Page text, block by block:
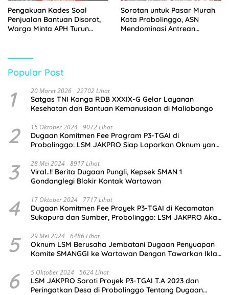
Pengakuan Kades Soal
Penjualan Bantuan Disorot,
Warga Minta APH Turun
Sorotan untuk Pasar Murah
Kota Probolinggo, ASN
Mendominasi Antrean
Popular Post
1 20 Maret 2026 22702 Lihat
Satgas TNI Konga RDB XXXIX-G Gelar Layanan
Kesehatan dan Bantuan Kemanusiaan di Maliobongo
2 15 Oktober 2024 9072 Lihat
Dugaan Komitmen Fee Program P3-TGAI di
Probolinggo: LSM JAKPRO Siap Laporkan Oknum yang
3 28 Mei 2024 8917 Lihat
Viral..!! Berita Dugaan Pungli, Kepsek SMAN 1
Gondanglegi Blokir Kontak Wartawan
4 17 Oktober 2024 7717 Lihat
Dugaan Komitmen Fee Proyek P3-TGAI di Kecamatan
Sukapura dan Sumber, Probolinggo: LSM JAKPRO Akan
5 29 Mei 2024 6486 Lihat
Oknum LSM Berusaha Jembatani Dugaan Penyuapan
Komite SMANGGI ke Wartawan Dengan Tawarkan Iklan
6 5 Oktober 2024 5624 Lihat
LSM JAKPRO Soroti Proyek P3-TGAI T.A 2023 dan
Peringatkan Desa di Probolinggo Tentang Dugaan